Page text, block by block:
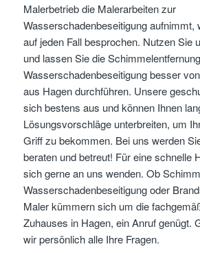
Malerbetrieb die Malerarbeiten zur
Wasserschadenbeseitigung aufnimmt,
auf jeden Fall besprochen. Nutzen Sie
und lassen Sie die
Wasserschadenbeseitigung besser
aus Hagen durchführen. Unsere
sich bestens aus und können Ihnen
Lösungsvorschläge unterbreiten, um
Griff zu bekommen. Bei uns werden
beraten und betreut! Für eine schnelle
sich gerne an uns wenden. Ob
Wasserschadenbeseitigung oder
Maler kümmern sich um die
Zuhauses in Hagen, ein Anruf genügt.
wir persönlich alle Ihre Fragen.